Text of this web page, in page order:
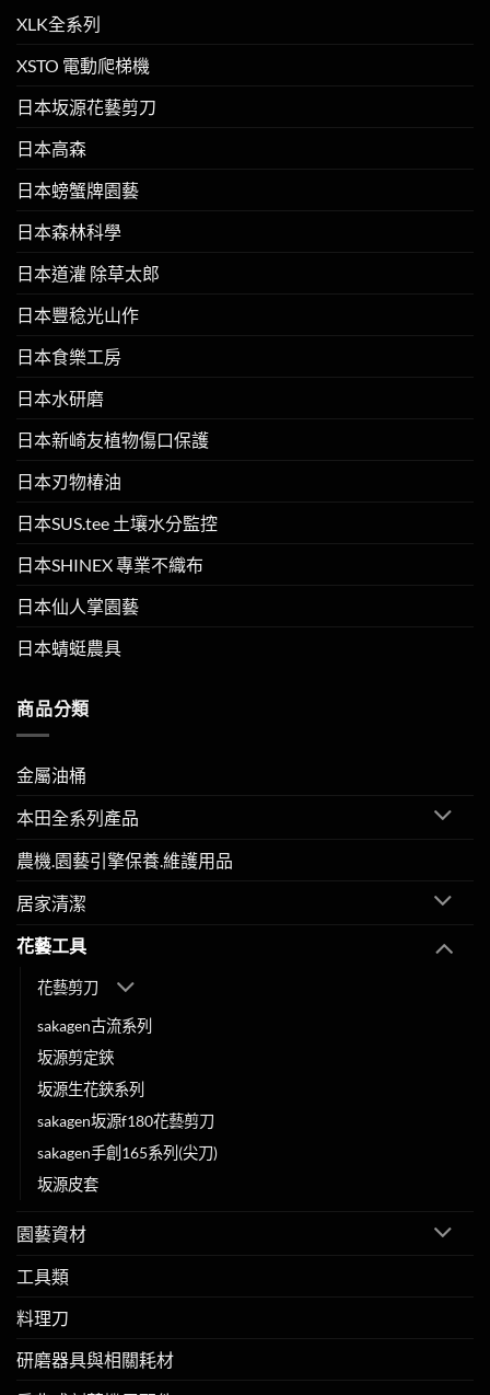
XLK全系列
XSTO 電動爬梯機
日本坂源花藝剪刀
日本高森
日本螃蟹牌園藝
日本森林科學
日本道灌 除草太郎
日本豐稔光山作
日本食樂工房
日本水研磨
日本新崎友植物傷口保護
日本刃物椿油
日本SUS.tee 土壤水分監控
日本SHINEX 專業不織布
日本仙人掌園藝
日本蜻蜓農具
商品分類
金屬油桶
本田全系列產品
農機.園藝引擎保養.維護用品
居家清潔
花藝工具
花藝剪刀
sakagen古流系列
坂源剪定鋏
坂源生花鋏系列
sakagen坂源f180花藝剪刀
sakagen手創165系列(尖刀)
坂源皮套
園藝資材
工具類
料理刀
研磨器具與相關耗材